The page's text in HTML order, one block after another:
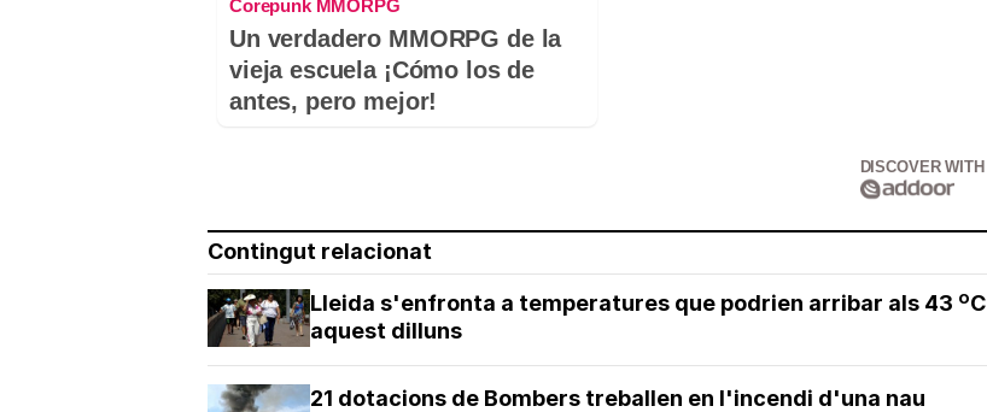
Corepunk MMORPG
Un verdadero MMORPG de la
vieja escuela ¡Cómo los de
antes, pero mejor!
DISCOVER WITH
Contingut relacionat
Lleida s'enfronta a temperatures que podrien arribar als 43 ºC
aquest dilluns
21 dotacions de Bombers treballen en l'incendi d'una nau